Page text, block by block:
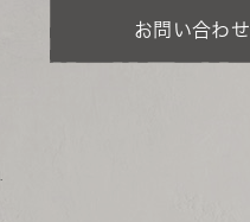
お問い合わせ